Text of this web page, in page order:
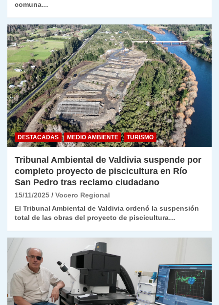
comuna…
DESTACADAS MEDIO AMBIENTE TURISMO
Tribunal Ambiental de Valdivia suspende por
completo proyecto de piscicultura en Río
San Pedro tras reclamo ciudadano
15/11/2025
Vocero Regional
El Tribunal Ambiental de Valdivia ordenó la suspensión
total de las obras del proyecto de piscicultura…